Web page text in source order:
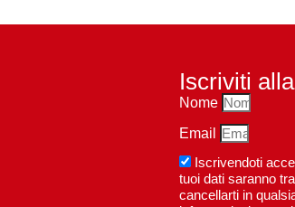
Iscriviti
Nome
Email
Iscrivendoti
tuoi dati saranno
cancellarti in